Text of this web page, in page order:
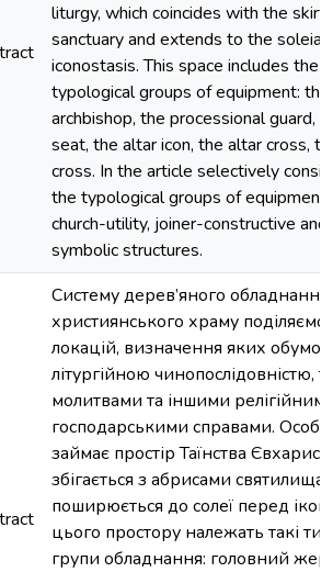
liturgy, which coincides with the
sanctuary and extends to the soleia
iconostasis. This space includes the
typological groups of equipment:
archbishop, the processional guard,
seat, the altar icon, the altar cross,
cross. In the article selectively
the typological groups of
church-utility, joiner-constructive
symbolic structures.
Систему дерев’яного обладнання
християнського храму поділяємо
локацій, визначення яких
літургійною чинопослідовністю,
молитвами та іншими
господарськими справами.
займає простір Таїнства
збігається з абрисами святилища і
поширюється до солеї перед
цього простору належать такі
групи обладнання: головний